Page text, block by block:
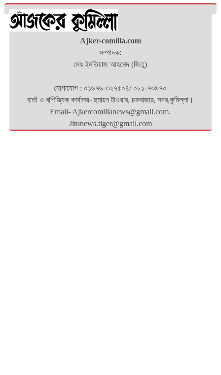
Ajker-comilla.com
সম্পাদক:
মোঃ ইমতিয়াজ আহমেদ (জিতু)
যোগাযোগ : ০১৬৭৬-৩২৭৫০৪/ ০৮১-৭৩৯৭০
বার্তা ও বাণিজ্যিক কার্যালয়- হুমায়ন টাওয়ার, চকবাজার, সদর,কুমিল্লা।
Email- Ajkercomillanews@gmail.com.
Jitunews.tiger@gmail.com